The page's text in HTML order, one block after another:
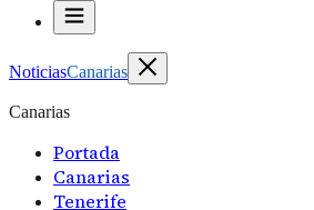
NoticiasCanarias
Canarias
Portada
Canarias
Tenerife